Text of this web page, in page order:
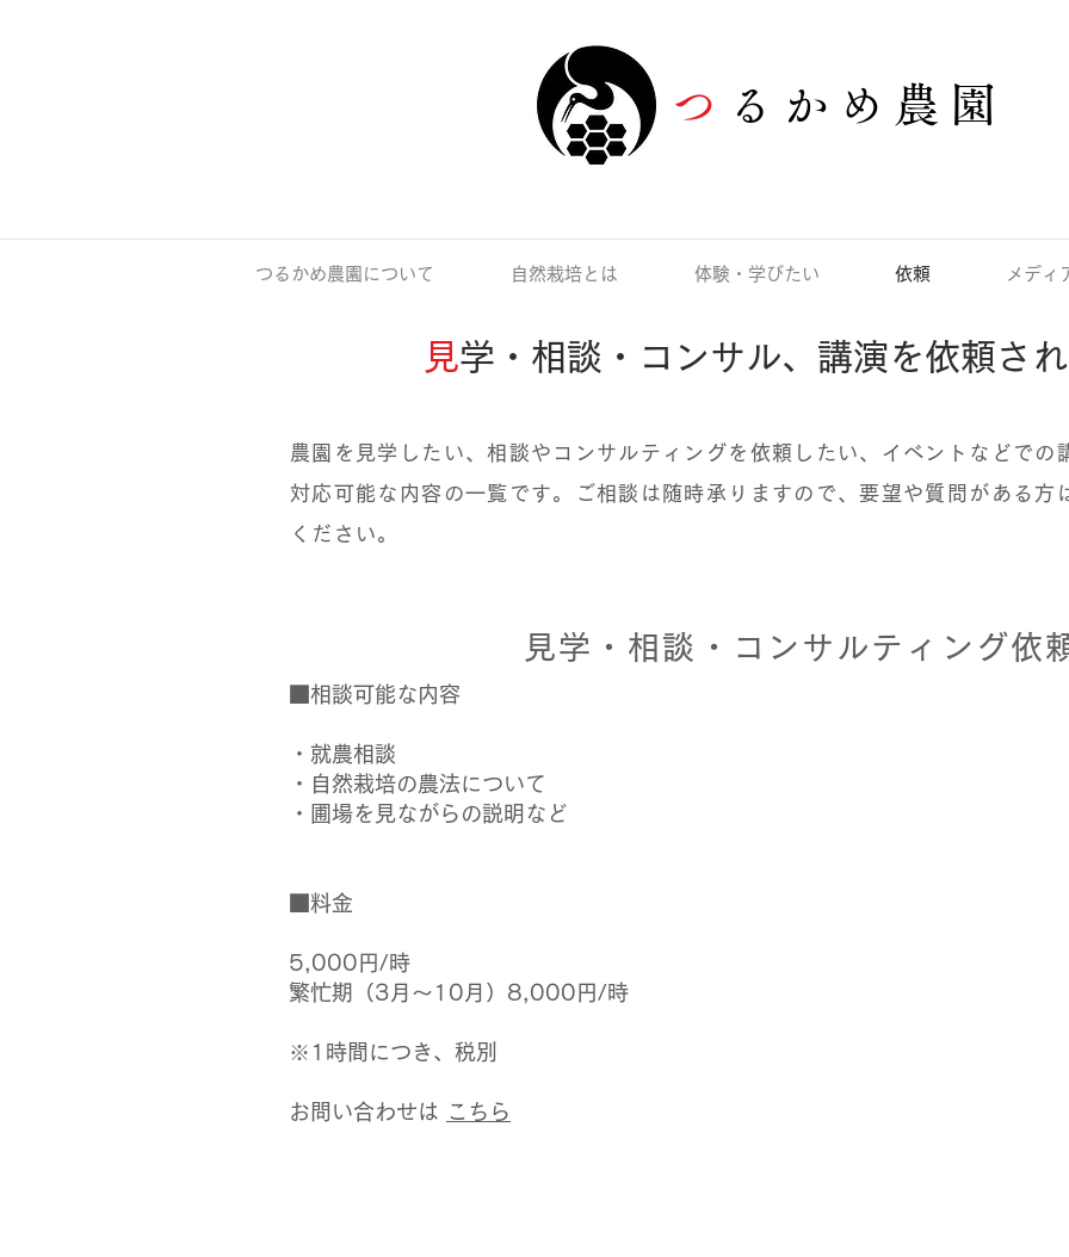
つ るかめ農園
つるかめ農園について 自然栽培とは 体験・学びたい 依頼 メディ
見学・相談・コンサル、講演を依頼さ
農園を見学したい、相談やコンサルティングを依頼したい、イベントなどでの
対応可能な内容の一覧です。ご相談は随時承りますので、要望や質問がある方
ください。
見学・相談・コンサルティング依
■相談可能な内容
・就農相談
・自然栽培の農法について
・圃場を見ながらの説明など
■料金
5,000円/時
繁忙期（3月〜10月）8,000円/時
※1時間につき、税別
​お問い合わせは こちら